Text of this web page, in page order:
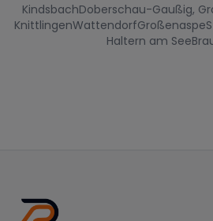
KindsbachDoberschau-Gaußig,
KnittlingenWattendorfGroßenaspe
Haltern am See